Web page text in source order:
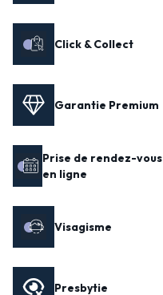
Click & Collect
Garantie Premium
Prise de rendez-vous
en ligne
Visagisme
Presbytie